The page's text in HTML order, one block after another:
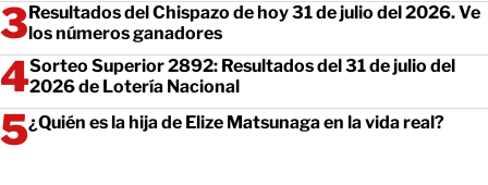
Resultados del Chispazo de hoy 31 de julio del 2026. Ve
los números ganadores
Sorteo Superior 2892: Resultados del 31 de julio del
2026 de Lotería Nacional
¿Quién es la hija de Elize Matsunaga en la vida real?